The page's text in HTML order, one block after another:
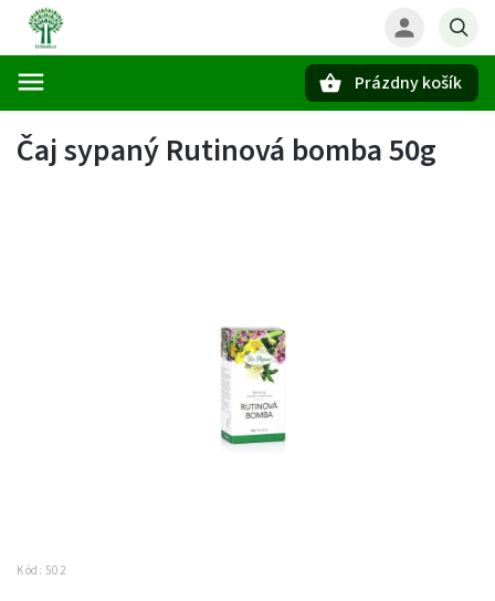
Prázdny košík
Čaj sypaný Rutinová bomba 50g
Kód: 502